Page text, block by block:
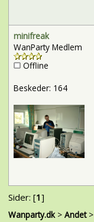
minifreak
WanParty Medlem
Offline
Beskeder: 164
Sider: [1]
Wanparty.dk> Andet>